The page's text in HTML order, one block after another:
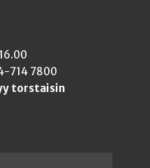
714 7800
torstaisin